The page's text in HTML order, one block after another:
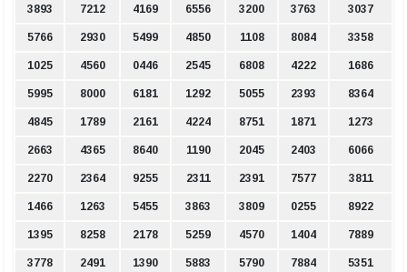
3893 7212 4169 6556 3200 3763 3037
5766 2930 5499 4850 1108 8084 3358
1025 4560 0446 2545 6808 4222 1686
5995 8000 6181 1292 5055 2393 8364
4845 1789 2161 4224 8751 1871 1273
2663 4365 8640 1190 2045 2403 6066
2270 2364 9255 2311 2391 7577 3811
1466 1263 5455 3863 3809 0255 8922
1395 8258 2178 5259 4570 1404 7889
3778 2491 1390 5883 5790 7884 5351